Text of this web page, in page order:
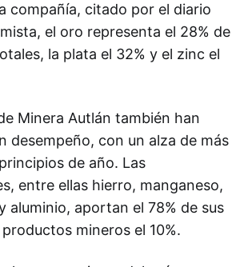
compañía, citado por el diario
el oro representa el 28% de
la plata el 32% y el zinc el
Minera Autlán también han
desempeño, con un alza de más
de año. Las
entre ellas hierro, manganeso,
aluminio, aportan el 78% de sus
mineros el 10%.